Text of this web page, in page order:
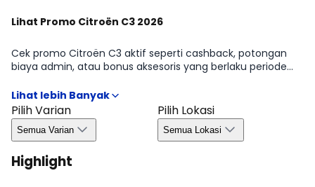
Lihat Promo Citroën C3 2026
Cek promo Citroën C3 aktif seperti cashback, potongan
biaya admin, atau bonus aksesoris yang berlaku periode
agar kamu bisa mengambil keputusan dengan cepat dan
efisien. Detail kuota, wilayah, dan masa berlaku tersedia di
halaman Promo Citroën C3 2026.
Pilih Varian
Semua Varian
Pilih Lokasi
Semua Lokasi
Highlight